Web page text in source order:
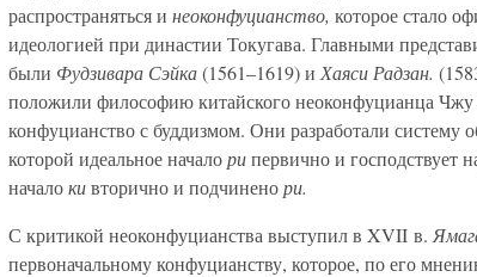
распространяться и неоконфуцианство, которое стало
идеологией при династии Токугава. Главными
были Фудзивара Сэйка(1561–1619) и Хаяси Радзан.
положили философию китайского неоконфуцианца
конфуцианство с буддизмом. Они разработали систему
которой идеальное началорипервично и господствует
началокивторично и подчиненори.
С критикой неоконфуцианства выступил в XVII в.
первоначальному конфуцианству, которое, по его